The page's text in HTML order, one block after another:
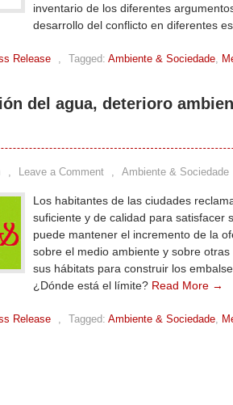
inventario de los diferentes
desarrollo del conflicto en diferentes
Release , Tagged: Ambiente & Sociedade,
del agua, deterioro
, Leave a Comment , Ambiente & Sociedade
Los habitantes de las ciudades
suficiente y de calidad para satisfacer
puede mantener el incremento de la
sobre el medio ambiente y sobre
sus hábitats para construir los
¿Dónde está el límite? Read More →
Release , Tagged: Ambiente & Sociedade,